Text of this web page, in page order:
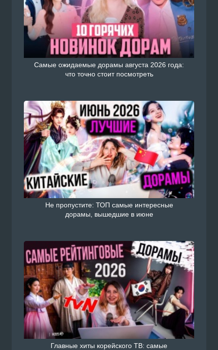
Самые ожидаемые дорамы августа 2026 года:
что точно стоит посмотреть
Не пропустите: ТОП самые интересные
дорамы, вышедшие в июне
Главные хиты корейского ТВ: самые